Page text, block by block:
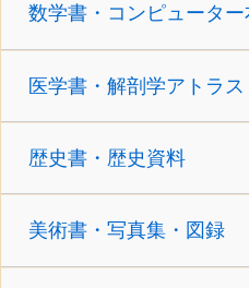
数学書・コンピューター
医学書・解剖学アトラス
歴史書・歴史資料
美術書・写真集・図録